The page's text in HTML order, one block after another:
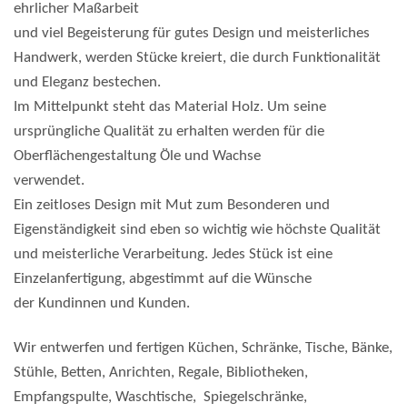
ehrlicher Maßarbeit
und viel Begeisterung für gutes Design und meisterliches
Handwerk, werden Stücke kreiert, die durch Funktionalität
und Eleganz bestechen.
Im Mittelpunkt steht das Material Holz. Um seine
ursprüngliche Qualität zu erhalten werden für die
Oberflächengestaltung Öle und Wachse
verwendet.
Ein zeitloses Design mit Mut zum Besonderen und
Eigenständigkeit sind eben so wichtig wie höchste Qualität
und meisterliche Verarbeitung. Jedes Stück ist eine
Einzelanfertigung, abgestimmt auf die Wünsche
der Kundinnen und Kunden.
Wir entwerfen und fertigen Küchen, Schränke, Tische, Bänke,
Stühle, Betten, Anrichten, Regale, Bibliotheken,
Empfangspulte, Waschtische, Spiegelschränke,